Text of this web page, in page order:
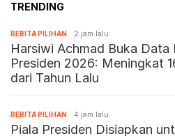
TRENDING
BERITA PILIHAN 2 jam lalu
Harsiwi Achmad Buka Data
Presiden 2026: Meningkat
dari Tahun Lalu
BERITA PILIHAN 4 jam lalu
Piala Presiden Disiapkan